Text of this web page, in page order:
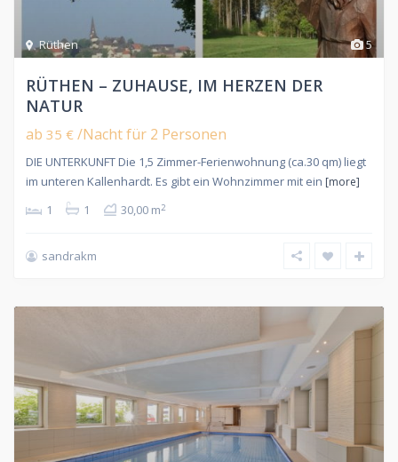
5
Rüthen
RÜTHEN – ZUHAUSE, IM HERZEN DER
NATUR
ab 35 € /Nacht für 2 Personen
DIE UNTERKUNFT Die 1,5 Zimmer-Ferienwohnung (ca.30 qm) liegt
im unteren Kallenhardt. Es gibt ein Wohnzimmer mit ein [more]
1 1 30,00 m2
sandrakm